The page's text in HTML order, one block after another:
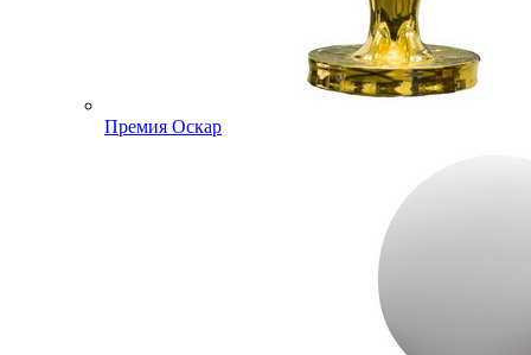
Премия Оскар